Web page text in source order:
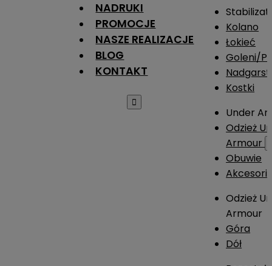
NADRUKI
PROMOCJE
NASZE REALIZACJE
BLOG
KONTAKT

Kolano
Łokieć
Goleni/
Kostki
Under
Odzież
Armour
Obuwie
Odzież
Armour
Góra
Dół